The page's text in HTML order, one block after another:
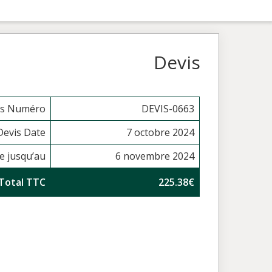
Devis
Numéro
DEVIS-0663
Date
7 octobre 2024
jusqu’au
6 novembre 2024
TTC
225.38€